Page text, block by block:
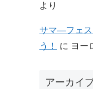
より
サマ―フェス
う！
に ヨー
アーカイ